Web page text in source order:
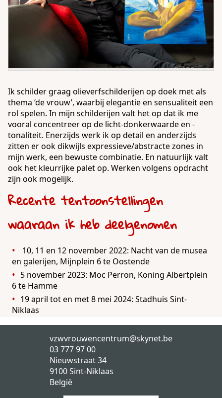
Ik schilder graag olieverfschilderijen op doek met als
thema ‘de vrouw’, waarbij elegantie en sensualiteit een
rol spelen. In mijn schilderijen valt het op dat ik me
vooral concentreer op de licht-donkerwaarde en -
tonaliteit. Enerzijds werk ik op detail en anderzijds
zitten er ook dikwijls expressieve/abstracte zones in
mijn werk, een bewuste combinatie. En natuurlijk valt
ook het kleurrijke palet op. Werken volgens opdracht
zijn ook mogelijk.
Recente tentoonstellingen
waaraan ik heb deelgenomen
10, 11 en 12 november 2022: Nacht van de musea
en galerijen, Mijnplein 6 te Oostende
5 november 2023: Moc Perron, Koning Albertplein
6 te Hamme
19 april tot en met 8 mei 2024: Stadhuis Sint-
Niklaas
vzwvrouwencentrum@skynet.be
03 777 97 00
Nieuwstraat 34
9100Sint-Niklaas
België